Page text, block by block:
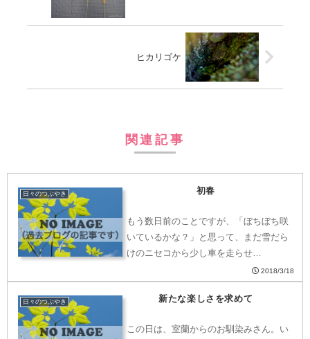
ヒカリゴケ
関連記事
日々のつぶやき 初春
もう数日前のことですが、「ぼちぼち咲
いているかな？」と思って、まだ雪だら
けのニセコから少し車を走らせ…
2018/3/18
日々のつぶやき 新たな楽しさを求めて
この日は、室蘭からのお馴染みさん。い